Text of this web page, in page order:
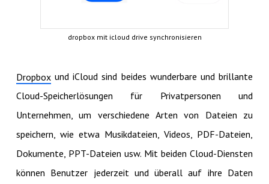
dropbox mit icloud drive synchronisieren
Dropboxund iCloud sind beides wunderbare und brillante
Cloud-Speicherlösungen für Privatpersonen und
Unternehmen, um verschiedene Arten von Dateien zu
speichern, wie etwa Musikdateien, Videos, PDF-Dateien,
Dokumente, PPT-Dateien usw. Mit beiden Cloud-Diensten
können Benutzer jederzeit und überall auf ihre Daten